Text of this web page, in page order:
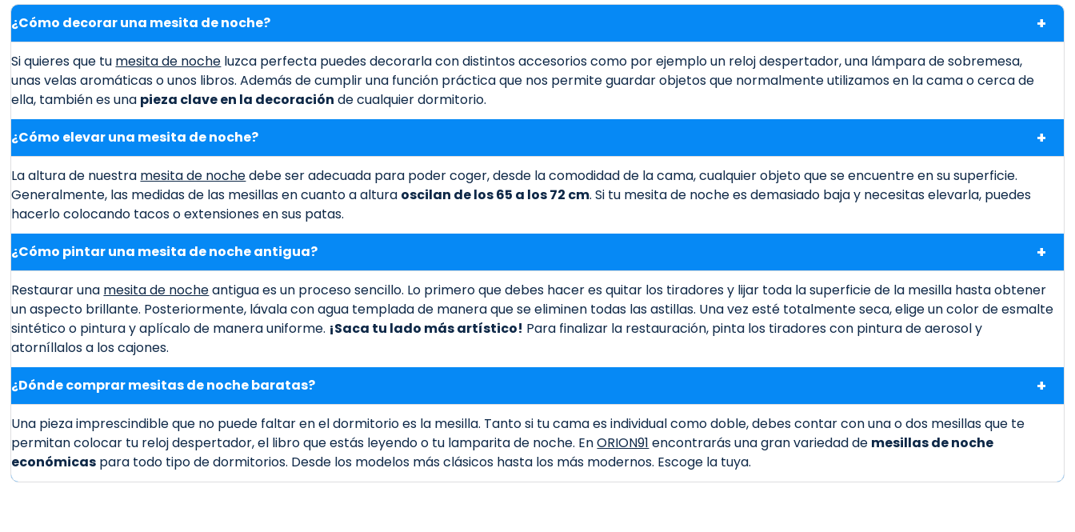
¿Cómo decorar una mesita de noche?
Si quieres que tu mesita de noche luzca perfecta puedes decorarla con distintos accesorios como por ejemplo un reloj despertador, una lámpara de sobremesa,
unas velas aromáticas o unos libros. Además de cumplir una función práctica que nos permite guardar objetos que normalmente utilizamos en la cama o cerca de
ella, también es una pieza clave en la decoración de cualquier dormitorio.
¿Cómo elevar una mesita de noche?
La altura de nuestra mesita de nochedebe ser adecuada para poder coger, desde la comodidad de la cama, cualquier objeto que se encuentre en su superficie.
Generalmente, las medidas de las mesillas en cuanto a altura oscilan de los 65 a los 72 cm. Si tu mesita de noche es demasiado baja y necesitas elevarla, puedes
hacerlo colocando tacos o extensiones en sus patas.
¿Cómo pintar una mesita de noche antigua?
Restaurar una mesita de nocheantigua es un proceso sencillo. Lo primero que debes hacer es quitar los tiradores y lijar toda la superficie de la mesilla hasta obtener
un aspecto brillante. Posteriormente, lávala con agua templada de manera que se eliminen todas las astillas. Una vez esté totalmente seca, elige un color de esmalte
sintético o pintura y aplícalo de manera uniforme. ¡Saca tu lado más artístico! Para finalizar la restauración, pinta los tiradores con pintura de aerosol y
atorníllalos a los cajones.
¿Dónde comprar mesitas de noche baratas?
Una pieza imprescindible que no puede faltar en el dormitorio es la mesilla. Tanto si tu cama es individual como doble, debes contar con una o dos mesillas que te
permitan colocar tu reloj despertador, el libro que estás leyendo o tu lamparita de noche. EnORION91 encontrarás una gran variedad de mesillas de noche
económicas para todo tipo de dormitorios. Desde los modelos más clásicos hasta los más modernos. Escoge la tuya.